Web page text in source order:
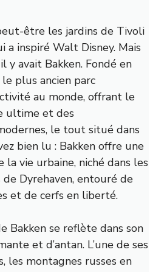
être les jardins de Tivoli
a inspiré Walt Disney. Mais
y avait Bakken. Fondé en
plus ancien parc
au monde, offrant le
ultime et des
le tout situé dans
bien lu : Bakken offre une
la vie urbaine, niché dans les
Dyrehaven, entouré de
et de cerfs en liberté.
Bakken se reflète dans son
et d’antan. L’une de ses
les montagnes russes en